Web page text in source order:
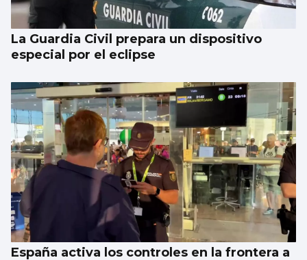
La Guardia Civil prepara un dispositivo
especial por el eclipse
España activa los controles en la frontera a